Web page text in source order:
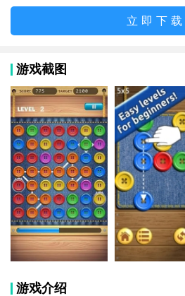
立即下载
游戏截图
游戏介绍